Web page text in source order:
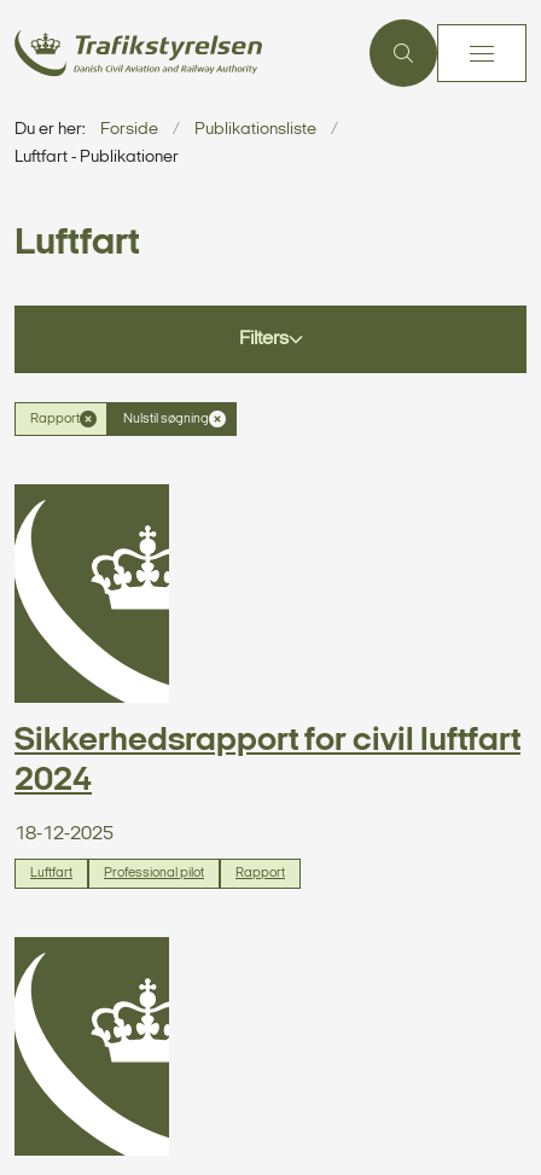
Du er her: Forside
Publikationsliste
Luftfart - Publikationer
Luftfart
Filters
Rapport Nulstil søgning
Sikkerhedsrapport for civil luftfart
2024
18-12-2025
Luftfart Professional pilot Rapport